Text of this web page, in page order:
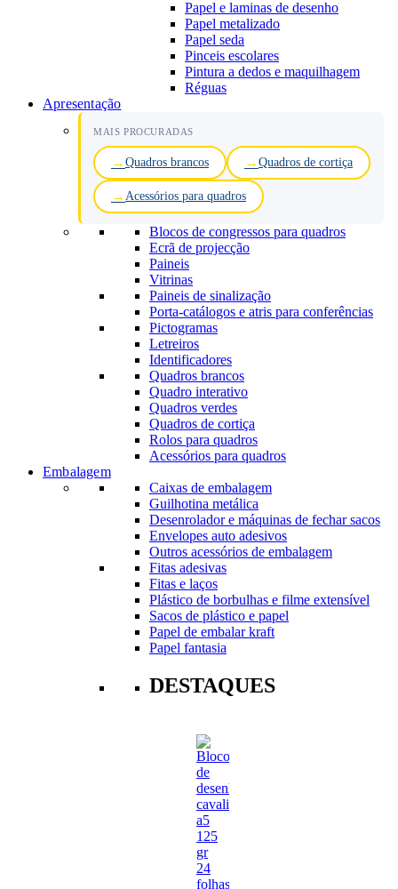
Papel e laminas de desenho
Papel metalizado
Papel seda
Pinceis escolares
Pintura a dedos e maquilhagem
Réguas
Apresentação
MAIS PROCURADAS
Quadros brancos Quadros de cortiça
Acessórios para quadros
Blocos de congressos para quadros
Ecrã de projecção
Paineis
Vitrinas
Paineis de sinalização
Porta-catálogos e atris para conferências
Pictogramas
Letreiros
Identificadores
Quadros brancos
Quadro interativo
Quadros verdes
Quadros de cortiça
Rolos para quadros
Acessórios para quadros
Embalagem
Caixas de embalagem
Guilhotina metálica
Desenrolador e máquinas de fechar sacos
Envelopes auto adesivos
Outros acessórios de embalagem
Fitas adesivas
Fitas e laços
Plástico de borbulhas e filme extensível
Sacos de plástico e papel
Papel de embalar kraft
Papel fantasia
DESTAQUES